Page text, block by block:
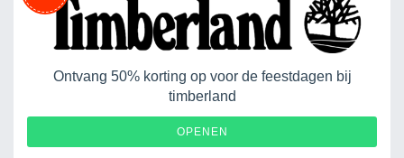
Ontvang 50% korting op voor de feestdagen bij
timberland
OPENEN